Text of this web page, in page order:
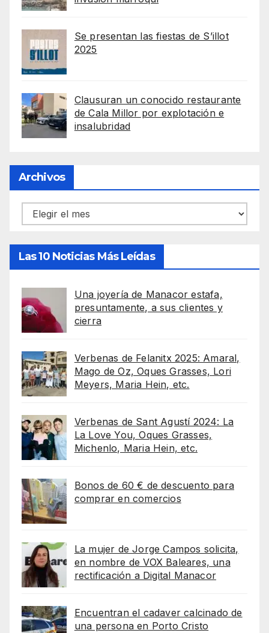
Se presentan las fiestas de S’illot
2025
Clausuran un conocido restaurante
de Cala Millor por explotación e
insalubridad
Archivos
Archivos
Las 10 Noticias Más Leídas
Una joyería de Manacor estafa,
presuntamente, a sus clientes y
cierra
Verbenas de Felanitx 2025: Amaral,
Mago de Oz, Oques Grasses, Lori
Meyers, Maria Hein, etc.
Verbenas de Sant Agustí 2024: La
La Love You, Oques Grasses,
Michenlo, Maria Hein, etc.
Bonos de 60 € de descuento para
comprar en comercios
La mujer de Jorge Campos solicita,
en nombre de VOX Baleares, una
rectificación a Digital Manacor
Encuentran el cadaver calcinado de
una persona en Porto Cristo